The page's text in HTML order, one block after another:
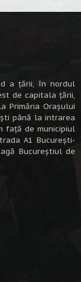
a ţării, în nordul
de capitala țării,
Primăria Orașului
până la intrarea
faţă de municipiul
A1 Bucureşti-
Bucureştiul de